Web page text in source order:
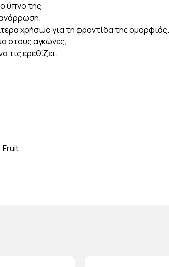
ύπνο της.
ανάρρωση.
χρήσιμο για τη φροντίδα της ομορφιάς.
στους αγκώνες,
τις ερεθίζει.
Fruit